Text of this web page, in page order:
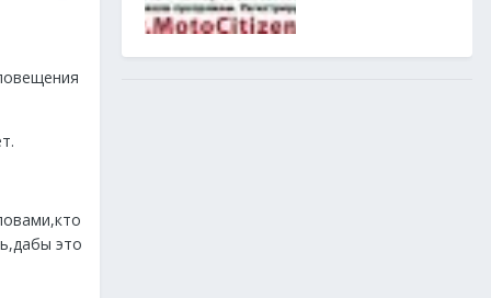
это